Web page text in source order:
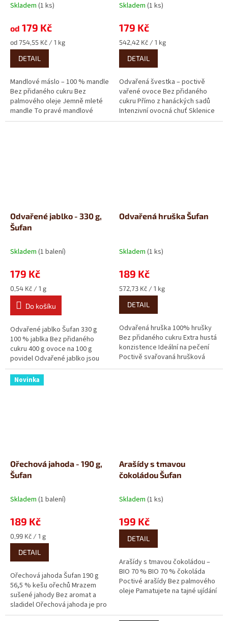
Skladem (1 ks)
od 179 Kč
Měrná
cena:
od 754,55 Kč / 1 kg
DETAIL
Mandlové máslo – 100 % mandle
Bez přidaného cukru Bez
palmového oleje Jemně mleté
mandle To pravé mandlové
máslo od Šufanu – jen pečlivě...
Skladem (1 ks)
179 Kč
Měrná
cena:
542,42 Kč / 1 kg
DETAIL
Odvařená švestka – poctivě
vařené ovoce Bez přidaného
cukru Přímo z hanáckých sadů
Intenzivní ovocná chuť Sklenice
plná poctivě vařených...
Odvařené jablko - 330 g,
Šufan
Skladem (1 balení)
179 Kč
Měrná
cena:
0,54 Kč / 1 g
Do košíku
Odvařené jablko Šufan 330 g
100 % jablka Bez přidaného
cukru 400 g ovoce na 100 g
povidel Odvařené jablko jsou
tradiční jablečná povidla bez...
Odvařená hruška Šufan
Skladem (1 ks)
189 Kč
Měrná
cena:
572,73 Kč / 1 kg
DETAIL
Odvařená hruška 100% hrušky
Bez přidaného cukru Extra hustá
konzistence Ideální na pečení
Poctivě svařovaná hrušková
povidla z čerstvého ovoce...
Novinka
Ořechová jahoda - 190 g,
Šufan
Skladem (1 balení)
189 Kč
Měrná
cena:
0,99 Kč / 1 g
DETAIL
Ořechová jahoda Šufan 190 g
56,5 % kešu ořechů Mrazem
sušené jahody Bez aromat a
sladidel Ořechová jahoda je pro
Šufan trochu netradiční...
Arašídy s tmavou
čokoládou Šufan
Skladem (1 ks)
199 Kč
DETAIL
Arašídy s tmavou čokoládou –
BIO 70 % BIO 70 % čokoláda
Poctivé arašídy Bez palmového
oleje Pamatujete na tajné ujídání